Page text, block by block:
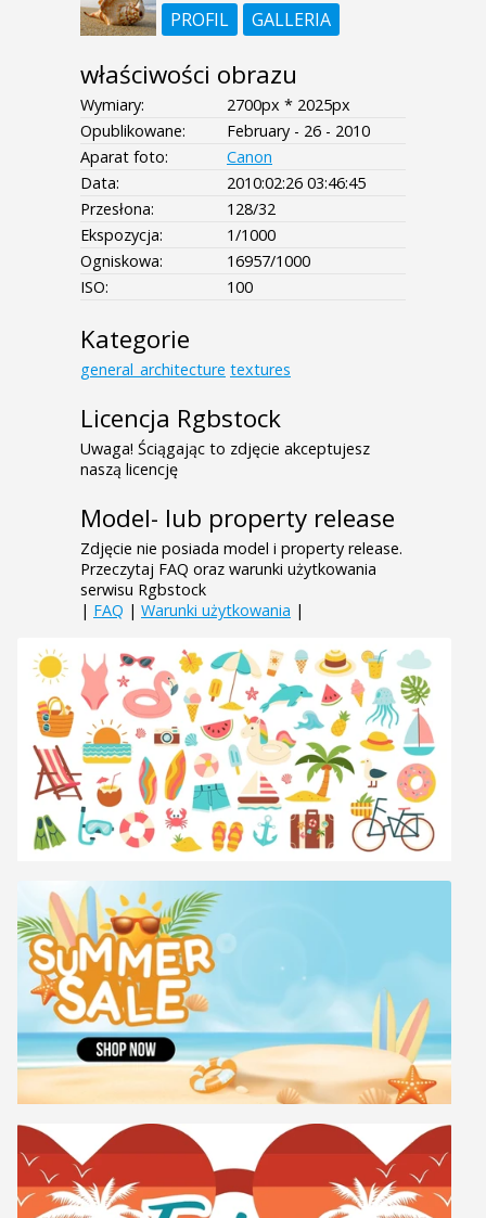
PROFIL
GALLERIA
właściwości obrazu
Wymiary:
2700px * 2025px
Opublikowane:
February - 26 - 2010
Aparat foto:
Canon
Data:
2010:02:26 03:46:45
Przesłona:
128/32
Ekspozycja:
1/1000
Ogniskowa:
16957/1000
ISO:
100
Kategorie
general_architecture textures
Licencja Rgbstock
Uwaga! Ściągając to zdjęcie akceptujesz
naszą licencję
Model- lub property release
Zdjęcie nie posiada model i property release.
Przeczytaj FAQ oraz warunki użytkowania
serwisu Rgbstock
| FAQ | Warunki użytkowania |